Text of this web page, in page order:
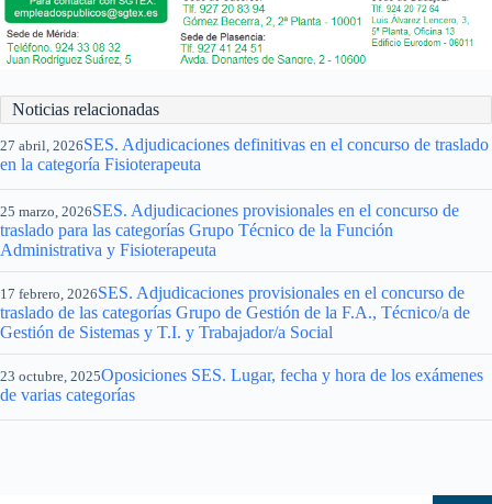
Noticias relacionadas
27 abril, 2026SES. Adjudicaciones definitivas en el concurso de traslado
en la categoría Fisioterapeuta
25 marzo, 2026SES. Adjudicaciones provisionales en el concurso de
traslado para las categorías Grupo Técnico de la Función
Administrativa y Fisioterapeuta
17 febrero, 2026SES. Adjudicaciones provisionales en el concurso de
traslado de las categorías Grupo de Gestión de la F.A., Técnico/a de
Gestión de Sistemas y T.I. y Trabajador/a Social
23 octubre, 2025Oposiciones SES. Lugar, fecha y hora de los exámenes
de varias categorías